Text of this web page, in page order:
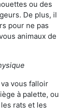
ou des
De plus, il
pour ne pas
animaux de
vous falloir
à palette, ou
rats et les